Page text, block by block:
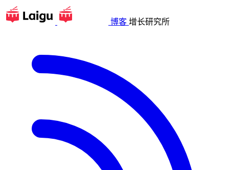
博客 增长研究所